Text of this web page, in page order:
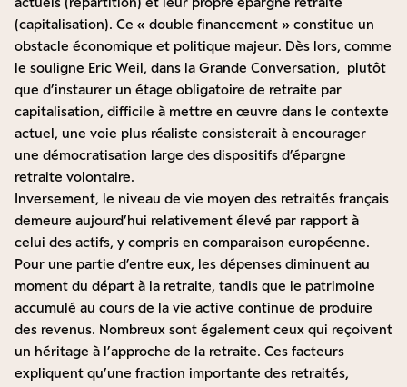
(capitalisation). Ce « double financement » constitue un
obstacle économique et politique majeur. Dès lors, comme
le souligne Eric Weil, dans la Grande Conversation, plutôt
que d’instaurer un étage obligatoire de retraite par
capitalisation, difficile à mettre en œuvre dans le contexte
actuel, une voie plus réaliste consisterait à encourager
une démocratisation large des dispositifs d’épargne
retraite volontaire.
Inversement, le niveau de vie moyen des retraités français
demeure aujourd’hui relativement élevé par rapport à
celui des actifs, y compris en comparaison européenne.
Pour une partie d’entre eux, les dépenses diminuent au
moment du départ à la retraite, tandis que le patrimoine
accumulé au cours de la vie active continue de produire
des revenus. Nombreux sont également ceux qui reçoivent
un héritage à l’approche de la retraite. Ces facteurs
expliquent qu’une fraction importante des retraités,